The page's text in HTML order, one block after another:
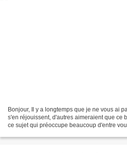
Bonjour, Il y a longtemps que je ne vous ai
s'en réjouissent, d'autres aimeraient que ce
ce sujet qui préoccupe beaucoup d'entre